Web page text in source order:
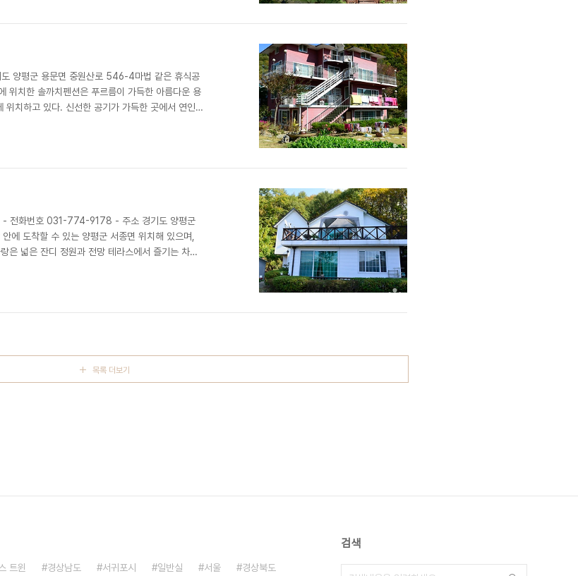
양평군 용문면 중원산로 546-4마법 같은 휴식공
위치한 솔까치펜션은 푸르름이 가득한 아름다운 용
위치하고 있다. 신선한 공기가 가득한 곳에서 연인,
의및안내 : 031-773-1828 - 주차시설 : 주차가
화번호 031-774-9178 - 주소 경기도 양평군
에 도착할 수 있는 양평군 서종면 위치해 있으며,
은 넓은 잔디 정원과 전망 테라스에서 즐기는 차와
품격 펜션이다. 내실에는 대형 TV와 홈시어터 시설
다. ※ 소개..
목록 더보기
트윈 경상남도 서귀포시 일반실 서울 경상북도
검색